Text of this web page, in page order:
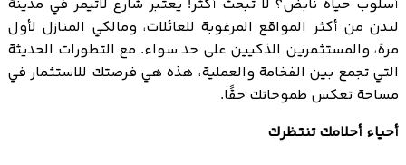
أسلوب حياة نابض؟ لا تبحث أكثر! يعتبر شارع لاتيمر في مدينة
لندن من أكثر المواقع المرغوبة للعائلات، ومالكي المنازل لأول
مرة، والمستثمرين الذكيين على حد سواء. مع التطورات الحديثة
التي تجمع بين الفخامة والعملية، هذه هي فرصتك للاستثمار في
مساحة تعكس طموحاتك حقًا.
أحياء أحلامك تنتظرك